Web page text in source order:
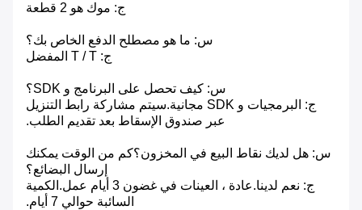
ج: موك هو 2 قطعة
س: ما هو مصطلح الدفع الخاص بك؟
ج: T / T المفضل
س: كيف تحصل على البرنامج و SDK؟
ج: البرمجيات و SDK مجانية.سيتم مشاركة رابط التنزيل
عبر صندوق الإسقاط بعد تقديم الطلب.
س: هل لديك نقاط البيع في المخزون؟كم من الوقت يمكنك
إرسال البضائع؟
ج: نعم لدينا.عادة ، العينات في غضون 3 أيام عمل.الكمية
السائبة حوالي 7 أيام.